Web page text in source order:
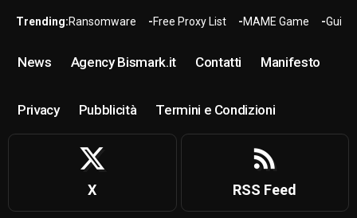
Trending:Ransomware Free Proxy List MAME Game Guide
News Agency Bismark.it Contatti Manifesto
Privacy Pubblicità Termini e Condizioni
X RSS Feed